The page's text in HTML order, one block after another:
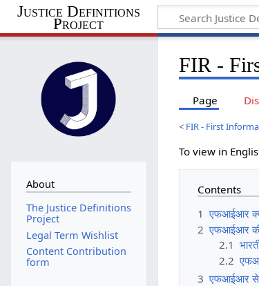
Justice Definitions
Project
FIR -
Page
< FIR - First
To view in
Contents
1 एफआईआर
2 एफआईआर की
2.1
2.2
3 एफआईआर से
About
The Justice Definitions
Project
Legal Term Wishlist
Content Contribution
form